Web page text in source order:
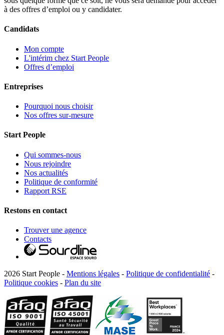
à des offres d’emploi ou y candidater.
Candidats
Mon compte
L'intérim chez Start People
Offres d’emploi
Entreprises
Pourquoi nous choisir
Nos offres sur-mesure
Start People
Qui sommes-nous
Nous rejoindre
Nos actualités
Politique de conformité
Rapport RSE
Restons en contact
Trouver une agence
Contacts
2026 Start People - Mentions légales - Politique de confidentialité -
Politique cookies - Plan du site